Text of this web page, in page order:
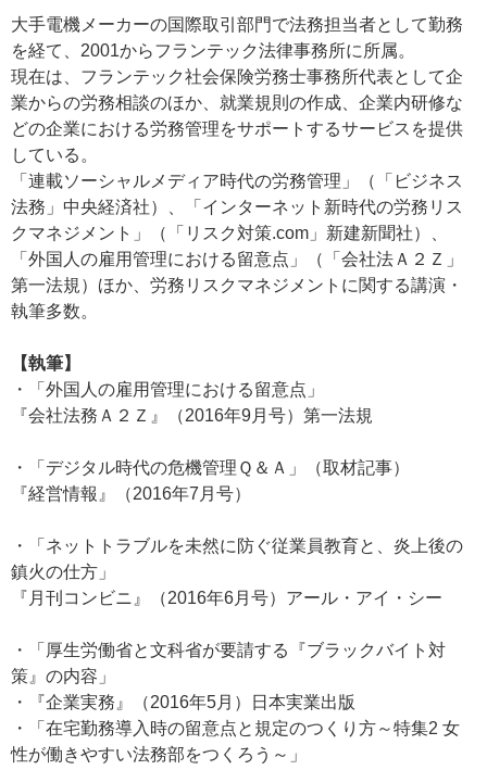
大手電機メーカーの国際取引部門で法務担当者として勤務
を経て、2001からフランテック法律事務所に所属。
現在は、フランテック社会保険労務士事務所代表として企
業からの労務相談のほか、就業規則の作成、企業内研修な
どの企業における労務管理をサポートするサービスを提供
している。
「連載ソーシャルメディア時代の労務管理」（「ビジネス
法務」中央経済社）、「インターネット新時代の労務リス
クマネジメント」（「リスク対策.com」新建新聞社）、
「外国人の雇用管理における留意点」（「会社法Ａ２Ｚ」
第一法規）ほか、労務リスクマネジメントに関する講演・
執筆多数。
【執筆】
・「外国人の雇用管理における留意点」
『会社法務Ａ２Ｚ』（2016年9月号）第一法規
・「デジタル時代の危機管理Ｑ＆Ａ」（取材記事）
『経営情報』（2016年7月号）
・「ネットトラブルを未然に防ぐ従業員教育と、炎上後の
鎮火の仕方」
『月刊コンビニ』（2016年6月号）アール・アイ・シー
・「厚生労働省と文科省が要請する『ブラックバイト対
策』の内容」
・『企業実務』（2016年5月）日本実業出版
・「在宅勤務導入時の留意点と規定のつくり方～特集2 女
性が働きやすい法務部をつくろう～」